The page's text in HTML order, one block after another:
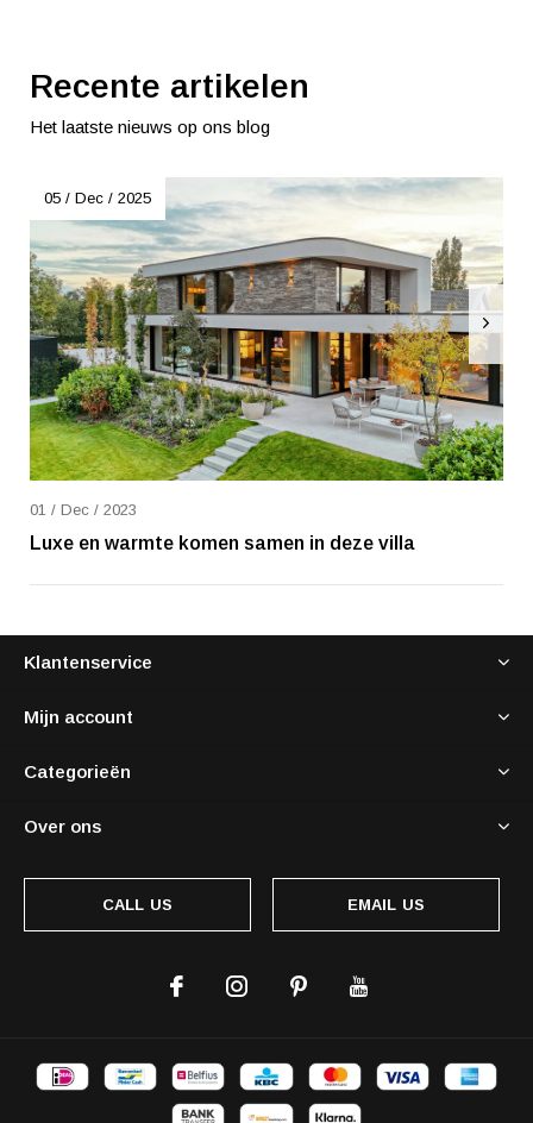
Recente artikelen
Het laatste nieuws op ons blog
05 / Dec / 2025
01 / Dec / 2023
Luxe en warmte komen samen in deze villa
Klantenservice
Mijn account
Categorieën
Over ons
CALL US EMAIL US